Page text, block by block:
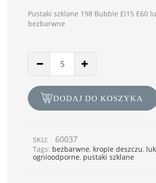
Pustaki szklane 198 Bubble EI15 E60
bezbarwne
DODAJ DO KOSZYKA
SKU: 60037
Tags: bezbarwne, krople deszczu,
ognioodporne, pustaki szklane